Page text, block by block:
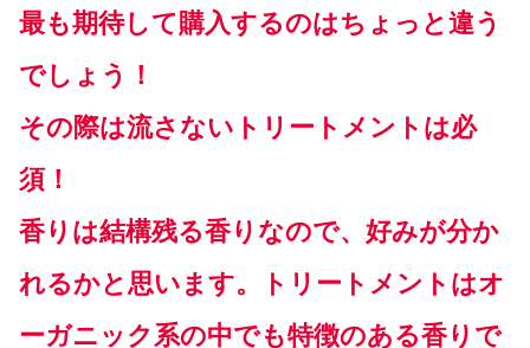
最も期待して購入するのはちょっと違う
でしょう！
その際は流さないトリートメントは必
須！
香りは結構残る香りなので、好みが分か
れるかと思います。トリートメントはオ
ーガニック系の中でも特徴のある香りで